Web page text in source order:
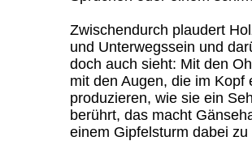
Zwischendurch plaudert
und Unterwegssein und
doch auch sieht: Mit den
mit den Augen, die im
produzieren, wie sie ein
berührt, das macht
einem Gipfelsturm dabei zu